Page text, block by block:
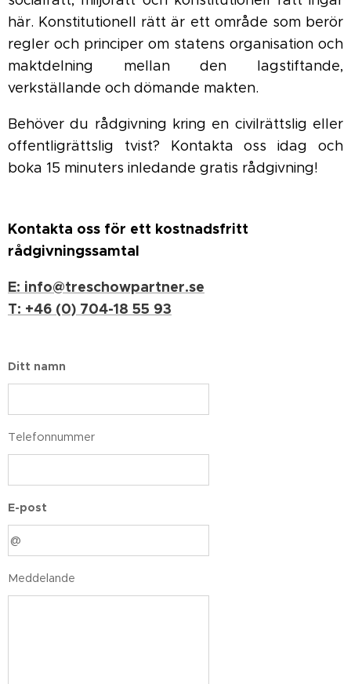
här. Konstitutionell rätt är ett område som berör
regler och principer om statens organisation och
maktdelning mellan den lagstiftande,
verkställande och dömande makten.
Behöver du rådgivning kring en civilrättslig eller
offentligrättslig tvist? Kontakta oss idag och
boka 15 minuters inledande gratis rådgivning!
Kontakta oss för ett kostnadsfritt
rådgivningssamtal
E: info@treschowpartner.se
T: +46 (0) 704-18 55 93
Ditt namn
Telefonnummer
E-post
Meddelande